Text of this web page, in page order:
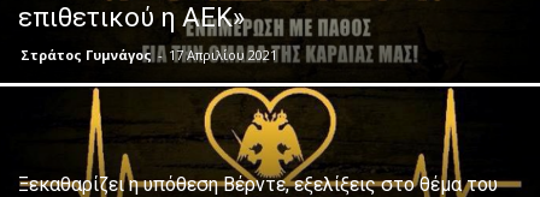
επιθετικού η ΑΕΚ»
Στράτος Γυμνάγος - 17 Απριλίου 2021
Ξεκαθαρίζει η υπόθεση Βέρντε, εξελίξεις στο θέμα του